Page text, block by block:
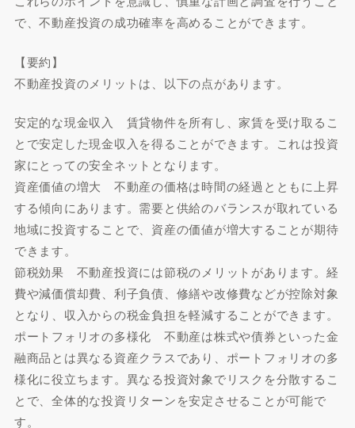
で、不動産投資の成功確率を高めることができます。
【要約】
不動産投資のメリットは、以下の点があります。
安定的な現金収入 賃貸物件を所有し、家賃を受け取るこ
とで安定した現金収入を得ることができます。これは投資
家にとっての安全ネットとなります。
資産価値の増大 不動産の価格は時間の経過とともに上昇
する傾向にあります。需要と供給のバランスが取れている
地域に投資することで、資産の価値が増大することが期待
できます。
節税効果 不動産投資には節税のメリットがあります。経
費や減価償却費、利子負債、修繕や改修費などが控除対象
となり、収入からの税金負担を軽減することができます。
ポートフォリオの多様化 不動産は株式や債券といった金
融商品とは異なる資産クラスであり、ポートフォリオの多
様化に役立ちます。異なる投資対象でリスクを分散するこ
とで、全体的な投資リターンを安定させることが可能で
す。